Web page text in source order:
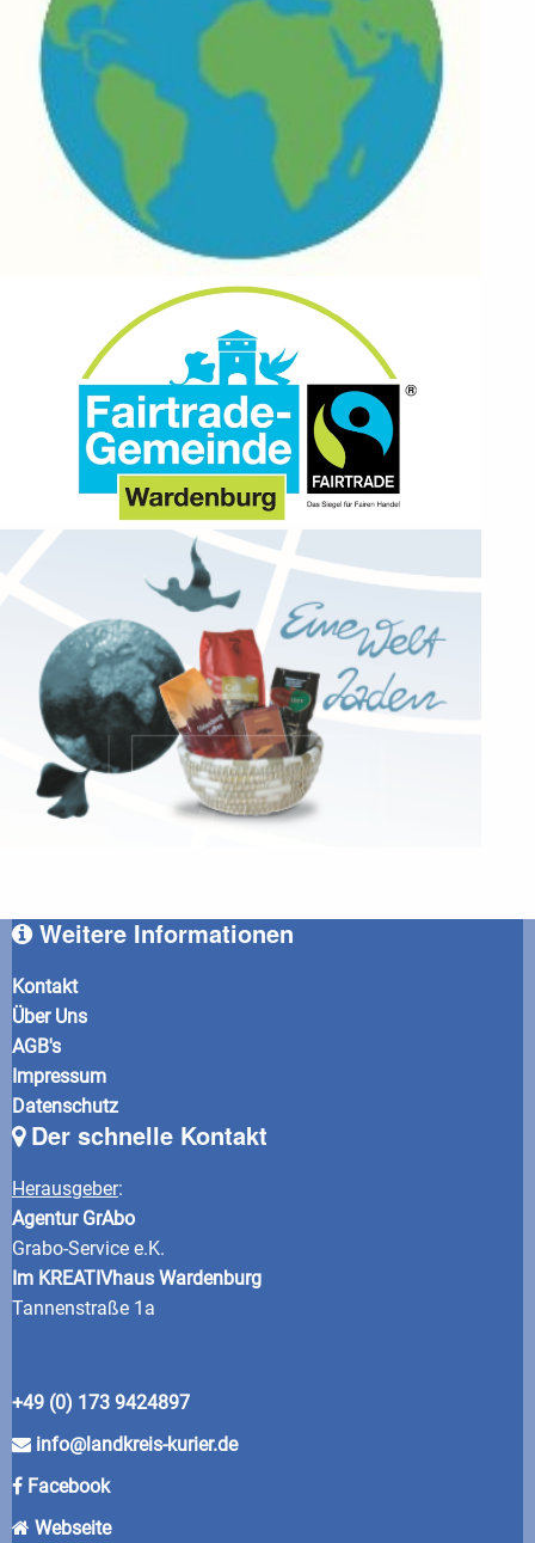
Weitere Informationen
Kontakt
Über Uns
AGB's
Impressum
Datenschutz
Der schnelle Kontakt
Herausgeber:
Agentur GrAbo
Grabo-Service e.K.
Im KREATIVhaus Wardenburg
Tannenstraße 1a
+49 (0) 173 9424897
info@landkreis-kurier.de
Facebook
Webseite